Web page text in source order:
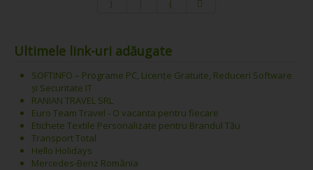
Ultimele link-uri adăugate
SOFTINFO – Programe PC, Licențe Gratuite, Reduceri Software
și Securitate IT
RANIAN TRAVEL SRL
Euro Team Travel - O vacanta pentru fiecare
Etichete Textile Personalizate pentru Brandul Tău
Transport Total
Hello Holidays
Mercedes-Benz România